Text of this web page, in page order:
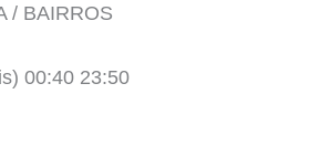
/ BAIRROS
00:40 23:50